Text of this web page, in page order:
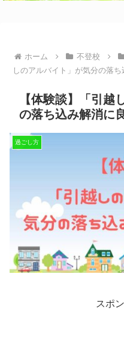
ホーム 不登校
しのアルバイト」が気分の落
【体験談】「引越
の落ち込み解消に
過ごし方
スポ